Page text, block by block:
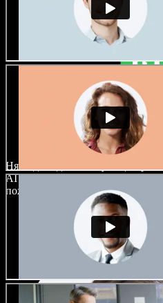
Огромен избор
гласове с най-
Няма два еднакво звучащи
AI гласови актьори и акценти и
пожелаете.